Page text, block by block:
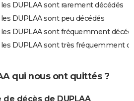
DUPLAA sont rarement décédés
DUPLAA sont peu décédés
DUPLAA sont fréquemment
DUPLAA sont très fréquemment
qui nous ont quittés ?
décès de DUPLAA